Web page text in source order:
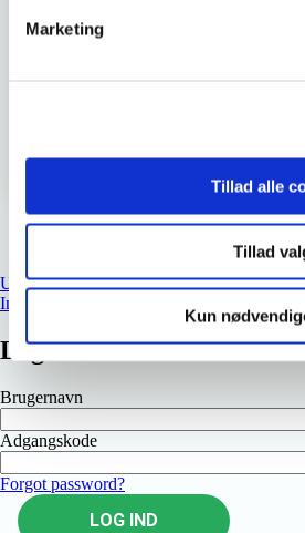
Marketing
Tillad alle
Tillad
Kun
omkring patienten.
Gå tilbage til
Uddannelsens målformulering
Inspirationsmateriale
Log ind
Brugernavn
Adgangskode
Forgot password?